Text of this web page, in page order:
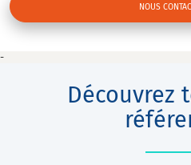
NOUS
-
Découvrez